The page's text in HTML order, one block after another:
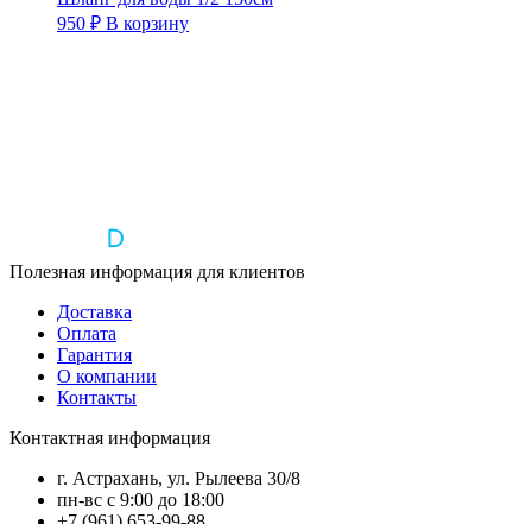
950 ₽ В корзину
Полезная информация для клиентов
Доставка
Оплата
Гарантия
О компании
Контакты
Контактная информация
г. Астрахань, ул. Рылеева 30/8
пн-вс с 9:00 до 18:00